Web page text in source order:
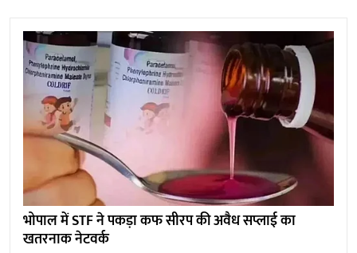
भोपाल में STF ने पकड़ा कफ सीरप की अवैध सप्लाई का
खतरनाक नेटवर्क